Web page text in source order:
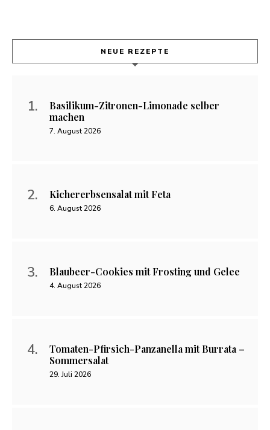
NEUE REZEPTE
Basilikum-Zitronen-Limonade selber
machen
7. August 2026
Kichererbsensalat mit Feta
6. August 2026
Blaubeer-Cookies mit Frosting und Gelee
4. August 2026
Tomaten-Pfirsich-Panzanella mit Burrata –
Sommersalat
29. Juli 2026